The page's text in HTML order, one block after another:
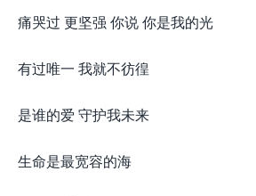
痛哭过 更坚强 你说 你是我的光
有过唯一 我就不彷徨
是谁的爱 守护我未来
生命是最宽容的海